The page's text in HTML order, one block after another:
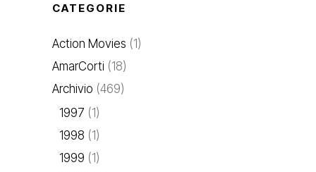
CATEGORIE
Action Movies (1)
AmarCorti (18)
Archivio (469)
1997 (1)
1998 (1)
1999 (1)